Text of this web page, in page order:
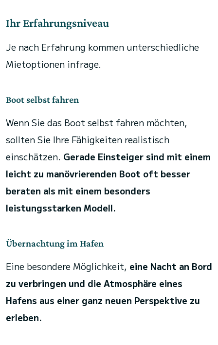
Ihr Erfahrungsniveau
Je nach Erfahrung kommen unterschiedliche
Mietoptionen infrage.
Boot selbst fahren
Wenn Sie das Boot selbst fahren möchten,
sollten Sie Ihre Fähigkeiten realistisch
einschätzen. Gerade Einsteiger sind mit einem
leicht zu manövrierenden Boot oft besser
beraten als mit einem besonders
leistungsstarken Modell.
Übernachtung im Hafen
Eine besondere Möglichkeit, eine Nacht an Bord
zu verbringen und die Atmosphäre eines
Hafens aus einer ganz neuen Perspektive zu
erleben.